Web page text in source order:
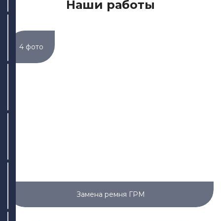
Наши работы
4 фото
Замена ремня ГРМ
ул. Адоратского, 63
Написать
Написать
Написать